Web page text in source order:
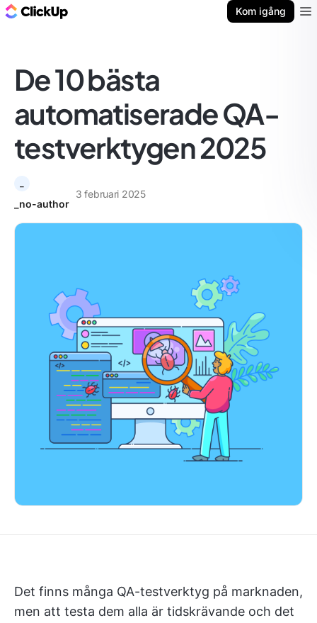
Kom igång
De 10 bästa
automatiserade QA-
testverktygen 2025
_no-author
3 februari 2025
Det finns många QA-testverktyg på marknaden,
men att testa dem alla är tidskrävande och det